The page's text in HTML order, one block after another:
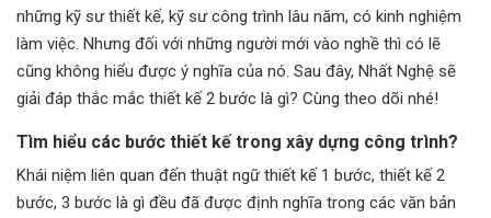
những kỹ sư thiết kế, kỹ sư công trình lâu năm, có kinh nghiệm
làm việc. Nhưng đối với những người mới vào nghề thì có lẽ
cũng không hiểu được ý nghĩa của nó. Sau đây, Nhất Nghệ sẽ
giải đáp thắc mắc thiết kế 2 bước là gì? Cùng theo dõi nhé!
Tìm hiểu các bước thiết kế trong xây dựng công trình?
Khái niệm liên quan đến thuật ngữ thiết kế 1 bước, thiết kế 2
bước, 3 bước là gì đều đã được định nghĩa trong các văn bản